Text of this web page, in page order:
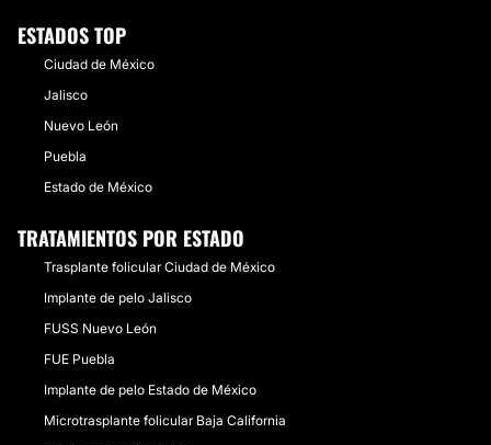
ESTADOS TOP
Ciudad de México
Jalisco
Nuevo León
Puebla
Estado de México
TRATAMIENTOS POR ESTADO
Trasplante folicular Ciudad de México
Implante de pelo Jalisco
FUSS Nuevo León
FUE Puebla
Implante de pelo Estado de México
Microtrasplante folicular Baja California